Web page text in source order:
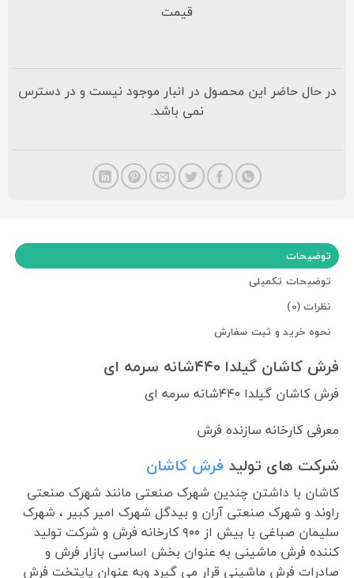
قیمت
در حال حاضر این محصول در انبار موجود نیست و در دسترس
نمی باشد.
توضیحات
توضیحات تکمیلی
نظرات (0)
نحوه خرید و ثبت سفارش
فرش کاشان گیلدا ۴۴۰شانه سرمه ای
فرش کاشان گیلدا ۴۴۰شانه سرمه ای
معرفی کارخانه سازنده فرش
شرکت های تولید فرش کاشان
کاشان با داشتن چندین شهرک صنعتی مانند شهرک صنعتی
راوند و شهرک صنعتی آران و بیدگل شهرک امیر کبیر ، شهرک
سلیمان صباغی با بیش از ۹۰۰ کارخانه فرش و شرکت تولید
کننده فرش ماشینی به عنوان بخش اساسی بازار فرش و
صادرات فرش ماشینی قرار می گیرد وبه عنوان پایتخت فرش